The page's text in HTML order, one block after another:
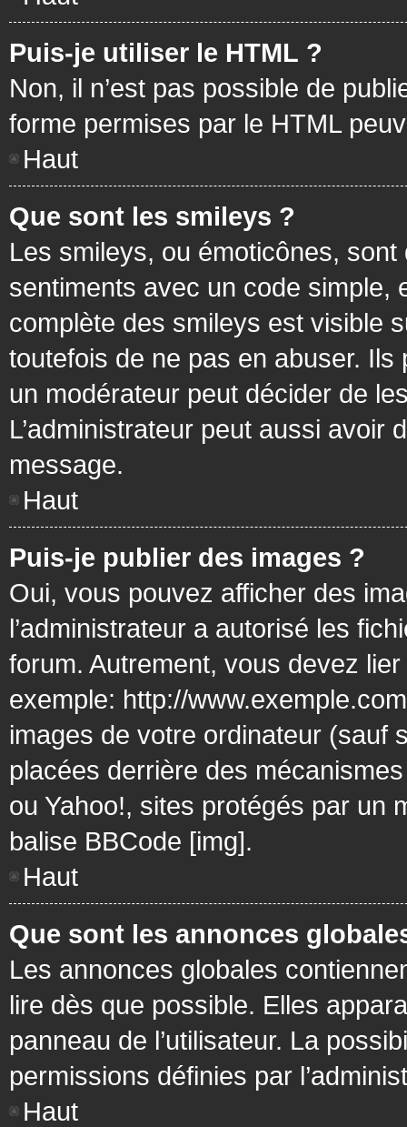
Puis-je utiliser le HTML ?
Non, il n’est pas possible de
forme permises par le HTML
Haut
Que sont les smileys ?
Les smileys, ou émoticônes,
sentiments avec un code simple,
complète des smileys est visible
toutefois de ne pas en abuser.
un modérateur peut décider de
L’administrateur peut aussi avoir
message.
Haut
Puis-je publier des images ?
Oui, vous pouvez afficher des
l’administrateur a autorisé les
forum. Autrement, vous devez
exemple: http://
images de votre ordinateur (sauf
placées derrière des
ou Yahoo!, sites protégés par un
balise BBCode [img].
Haut
Que sont les annonces
Les annonces globales
lire dès que possible. Elles
panneau de l’utilisateur. La
permissions définies par
Haut